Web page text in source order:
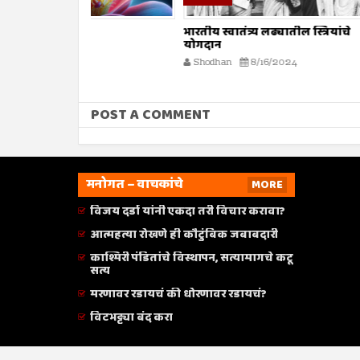
भारतीय स्वातंत्र्य लढ्यातील स्त्रियांचे
8/16/2024
सर्व
POST A COMMENT
मनोगत – वाचकांचे
MORE
विजय दर्डा यांनी एकदा तरी विचार करावा?
आत्महत्या रोखणे ही कौटुंबिक जबाबदारी
काश्मिरी पंडितांचे विस्थापन, सत्यामागचे कटू
सत्य
मरणावर रडायचं की धोरणावर रडायचं?
विटभट्ट्या बंद करा
Weekly Shodhan© 2015. All Rights Reserved.